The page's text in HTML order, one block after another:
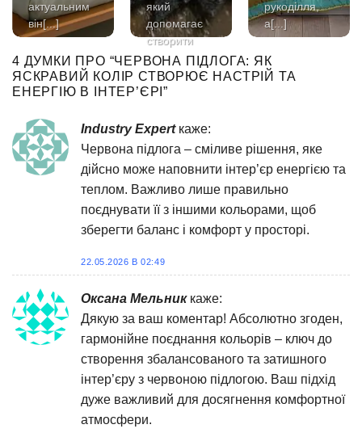
актуальним
він[...]
який
допомагає
створити
затишок[...]
рукоділля,
а[...]
4 ДУМКИ ПРО “ЧЕРВОНА ПІДЛОГА: ЯК
ЯСКРАВИЙ КОЛІР СТВОРЮЄ НАСТРІЙ ТА
ЕНЕРГІЮ В ІНТЕР’ЄРІ”
Industry Expert каже:
Червона підлога – сміливе рішення, яке
дійсно може наповнити інтер’єр енергією та
теплом. Важливо лише правильно
поєднувати її з іншими кольорами, щоб
зберегти баланс і комфорт у просторі.
22.05.2026 В 02:49
Оксана Мельник каже:
Дякую за ваш коментар! Абсолютно згоден,
гармонійне поєднання кольорів – ключ до
створення збалансованого та затишного
інтер’єру з червоною підлогою. Ваш підхід
дуже важливий для досягнення комфортної
атмосфери.